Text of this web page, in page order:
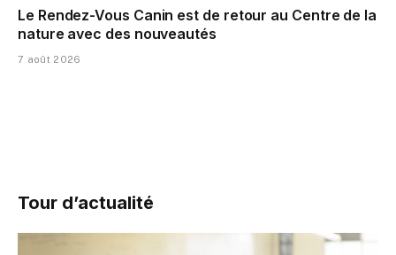
Le Rendez-Vous Canin est de retour au Centre de la
nature avec des nouveautés
7 août 2026
Tour d’actualité